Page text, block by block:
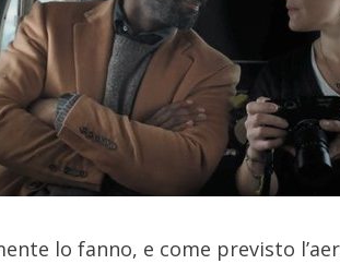
lo fanno, e come previsto